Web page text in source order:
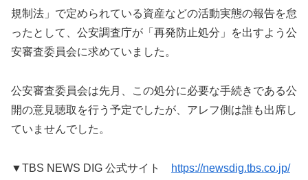
規制法」で定められている資産などの活動実態の報告を怠
ったとして、公安調査庁が「再発防止処分」を出すよう公
安審査委員会に求めていました。
公安審査委員会は先月、この処分に必要な手続きである公
開の意見聴取を行う予定でしたが、アレフ側は誰も出席し
ていませんでした。
▼TBS NEWS DIG 公式サイト https://newsdig.tbs.co.jp/